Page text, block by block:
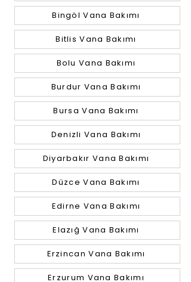
Bingöl Vana Bakımı
Bitlis Vana Bakımı
Bolu Vana Bakımı
Burdur Vana Bakımı
Bursa Vana Bakımı
Denizli Vana Bakımı
Diyarbakır Vana Bakımı
Düzce Vana Bakımı
Edirne Vana Bakımı
Elazığ Vana Bakımı
Erzincan Vana Bakımı
Erzurum Vana Bakımı